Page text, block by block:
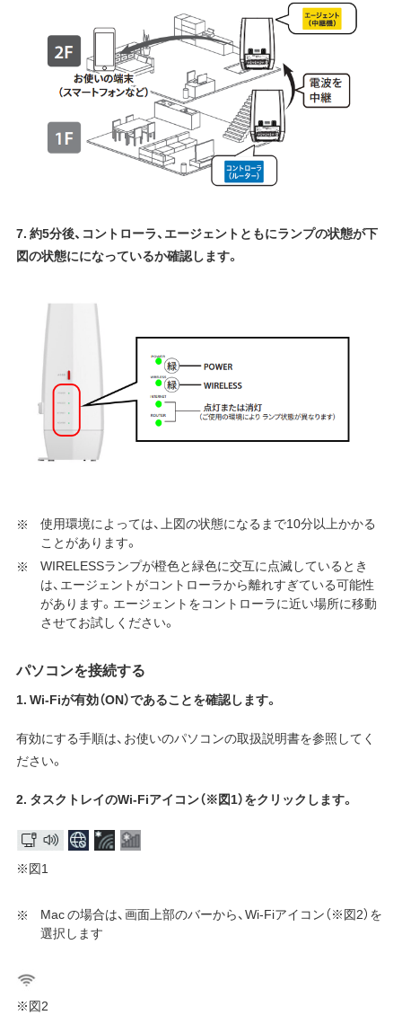
7. 約5分後、コントローラ、エージェントともにランプの状態が下
図の状態にになっているか確認します。
使用環境によっては、上図の状態になるまで10分以上かかる
ことがあります。
WIRELESSランプが橙色と緑色に交互に点滅しているとき
は、エージェントがコントローラから離れすぎている可能性
があります。エージェントをコントローラに近い場所に移動
させてお試しください。
パソコンを接続する
1. Wi-Fiが有効（ON）であることを確認します。
有効にする手順は、お使いのパソコンの取扱説明書を参照してく
ださい。
2. タスクトレイのWi-Fiアイコン（※図1）をクリックします。
※図1
Mac の場合は、画面上部のバーから、Wi-Fiアイコン（※図2）を
選択します
※図2